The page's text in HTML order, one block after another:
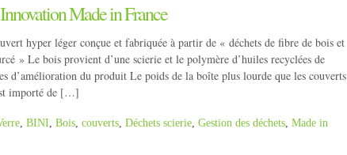
Made in France
hyper léger conçue et fabriquée à partir de « déchets de fibre de bois et
» Le bois provient d’une scierie et le polymère d’huiles recyclées de
d’amélioration du produit Le poids de la boîte plus lourde que les couverts
importé de […]
BINI Bois couverts Déchets scierie Gestion des déchets Made in